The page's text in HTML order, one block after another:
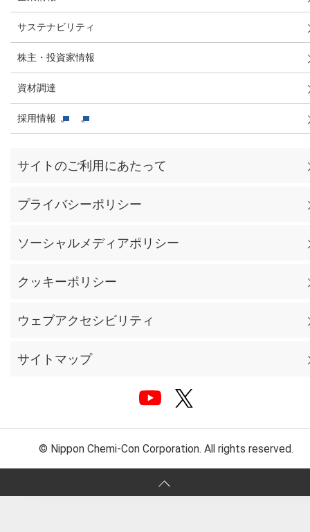
サステナビリティ
株主・投資家情報
資材調達
採用情報
サイトのご利用にあたって
プライバシーポリシー
ソーシャルメディアポリシー
クッキーポリシー
ウェブアクセシビリティ
サイトマップ
© Nippon Chemi-Con Corporation. All rights reserved.